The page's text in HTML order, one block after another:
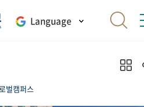
Language
벌캠퍼스